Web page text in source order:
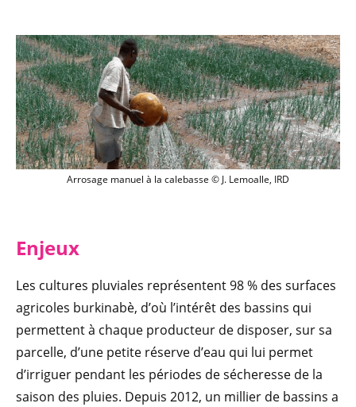
Arrosage manuel à la calebasse © J.
Arrosage manuel à la calebasse © J. Lemoalle, IRD
Enjeux
Les cultures pluviales représentent 98 % des surfaces
agricoles burkinabè, d’où l’intérêt des bassins qui
permettent à chaque producteur de disposer, sur sa
parcelle, d’une petite réserve d’eau qui lui permet
d’irriguer pendant les périodes de sécheresse de la
saison des pluies. Depuis 2012, un millier de bassins a